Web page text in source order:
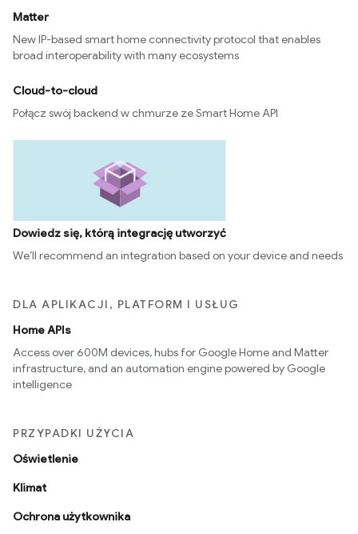
Matter
New IP-based smart home connectivity protocol that enables
broad interoperability with many ecosystems
Cloud-to-cloud
Połącz swój backend w chmurze ze Smart Home API
Dowiedz się, którą integrację utworzyć
We’ll recommend an integration based on your device and needs
DLA APLIKACJI, PLATFORM I USŁUG
Home APIs
Access over 600M devices, hubs for Google Home and Matter
infrastructure, and an automation engine powered by Google
intelligence
PRZYPADKI UŻYCIA
Oświetlenie
Klimat
Ochrona użytkownika